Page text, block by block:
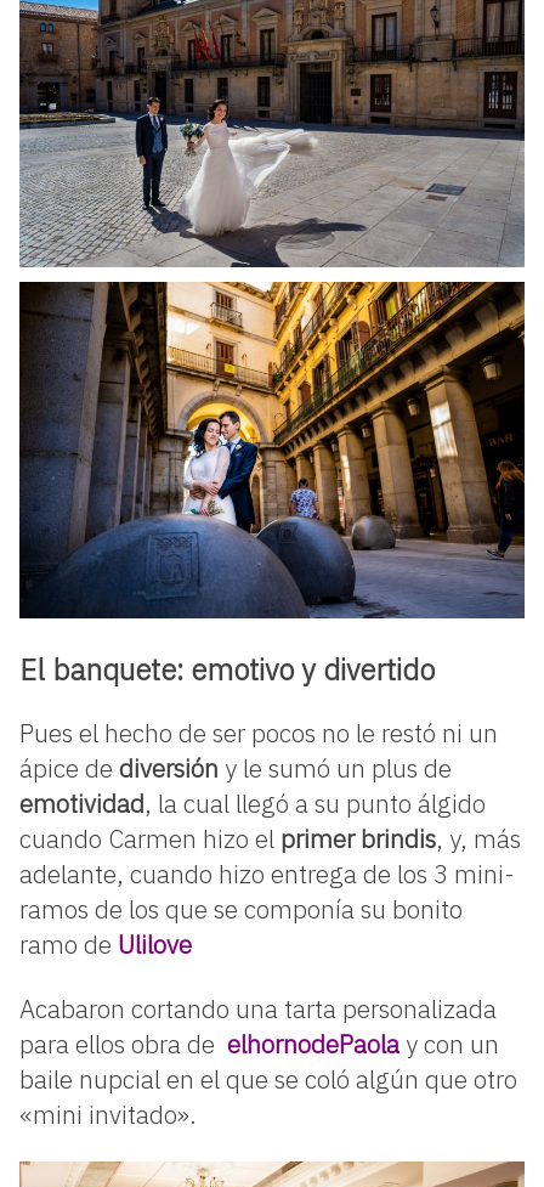
El banquete: emotivo y divertido
Pues el hecho de ser pocos no le restó ni un
ápice de diversión y le sumó un plus de
emotividad, la cual llegó a su punto álgido
cuando Carmen hizo el primer brindis, y, más
adelante, cuando hizo entrega de los 3 mini-
ramos de los que se componía su bonito
ramo de Ulilove
Acabaron cortando una tarta personalizada
para ellos obra de elhornodePaola y con un
baile nupcial en el que se coló algún que otro
«mini invitado».